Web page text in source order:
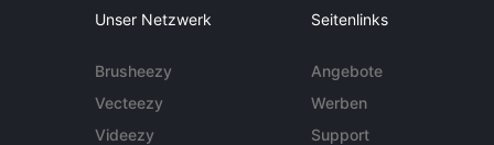
Unser Netzwerk
Brusheezy
Vecteezy
Videezy
Seitenlinks
Angebote
Werben
Support